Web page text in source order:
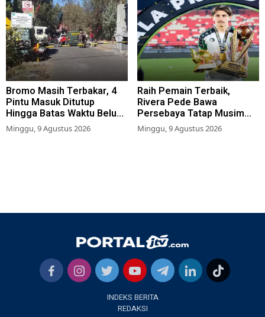
Bromo Masih Terbakar, 4
Pintu Masuk Ditutup
Hingga Batas Waktu Belum
Ditentukan
Minggu, 9 Agustus 2026
Raih Pemain Terbaik,
Rivera Pede Bawa
Persebaya Tatap Musim
2026-2027
Minggu, 9 Agustus 2026
INDEKS BERITA
REDAKSI